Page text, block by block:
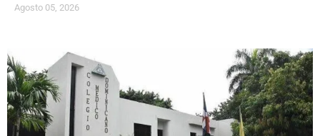
Agosto 05, 2026